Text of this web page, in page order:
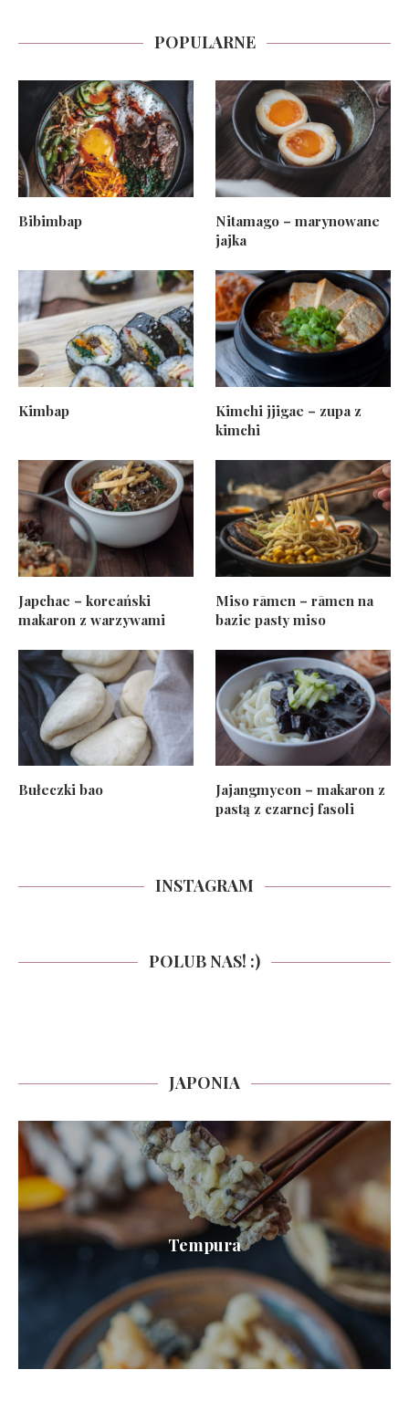
POPULARNE
Bibimbap
Nitamago – marynowane
jajka
Kimbap
Kimchi jjigae – zupa z
kimchi
Japchae – koreański
makaron z warzywami
Miso rāmen – rāmen na
bazie pasty miso
Bułeczki bao
Jajangmyeon – makaron z
pastą z czarnej fasoli
INSTAGRAM
POLUB NAS! :)
JAPONIA
Tempura